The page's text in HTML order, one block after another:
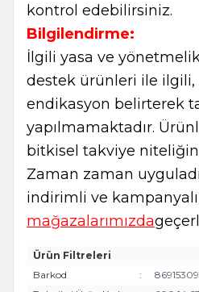
kontrol edebilirsiniz.
Bilgilendirme:
İlgili yasa ve
destek ürünleri ile ilgili,
endikasyon belirterek
yapılmamaktadır.
bitkisel takviye
Zaman zaman
indirimli ve kampanyalı
mağazalarımızda
Ürün Filtreleri
Barkod
: